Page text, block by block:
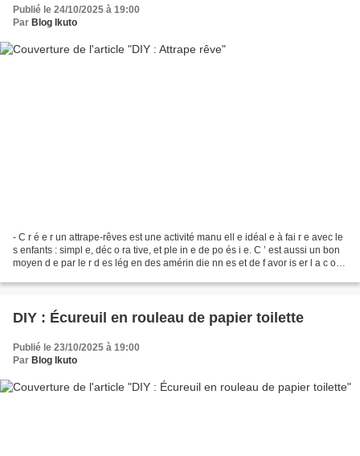
Publié le 24/10/2025 à 19:00
Par Blog Ikuto
- C r é e r un attrape-rêves est une activité manu ell e idéal e à fai r e avec le
s enfants : simpl e, déc o ra tive, et ple in e de po és i e. C ’ est aussi un bon
moyen d e par le r d es lég en des amérin die nn es et de f avor is er l a c onc
DIY : Écureuil en rouleau de papier toilette
Publié le 23/10/2025 à 19:00
Par Blog Ikuto